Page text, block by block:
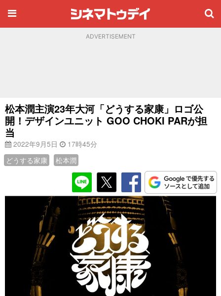
ADVERTISEMENT
松本潤主演23年大河「どうする家康」ロゴ公
開！デザインユニット GOO CHOKI PARが担
当
2022年9月5日
17時45分
どうする家康
松本潤